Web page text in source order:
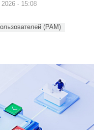
- 15:08
(PAM)